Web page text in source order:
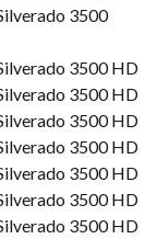
3500
3500 HD
3500 HD
3500 HD
3500 HD
3500 HD
3500 HD
3500 HD